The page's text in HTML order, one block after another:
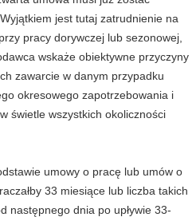
jest tutaj zatrudnienie na
pracy dorywczej lub sezonowej,
wskaże obiektywne przyczyny
zawarcie w danym przypadku
okresowego zapotrzebowania i
świetle wszystkich okoliczności
umowy o pracę lub umów o
33 miesiące lub liczba takich
następnego dnia po upływie 33-